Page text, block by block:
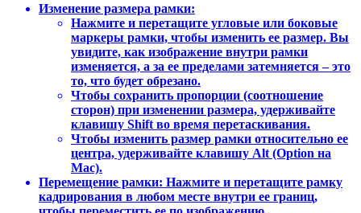
Изменение размера рамки:
Нажмите и перетащите угловые или боковые
маркеры рамки, чтобы изменить ее размер. Вы
увидите, как изображение внутри рамки
изменяется, а за ее пределами затемняется – это
то, что будет обрезано.
Чтобы сохранить пропорции (соотношение
сторон) при изменении размера, удерживайте
клавишу Shift во время перетаскивания.
Чтобы изменить размер рамки относительно ее
центра, удерживайте клавишу Alt (Option на
Mac).
Перемещение рамки: Нажмите и перетащите рамку
кадрирования в любом месте внутри ее границ,